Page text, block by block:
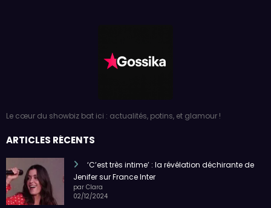
Le cœur du showbiz bat ici : actualités, potins, et glamour !
ARTICLES RÉCENTS
‘C’est très intime’ : la révélation déchirante de
Jenifer sur France Inter
par Clara
02/12/2024